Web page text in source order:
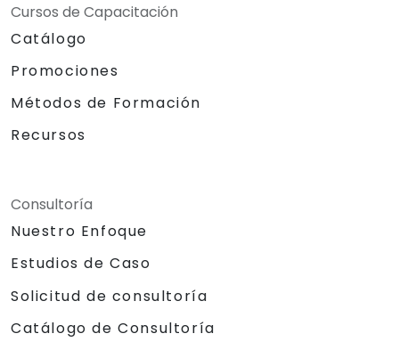
Cursos de Capacitación
Catálogo
Promociones
Métodos de Formación
Recursos
Consultoría
Nuestro Enfoque
Estudios de Caso
Solicitud de consultoría
Catálogo de Consultoría